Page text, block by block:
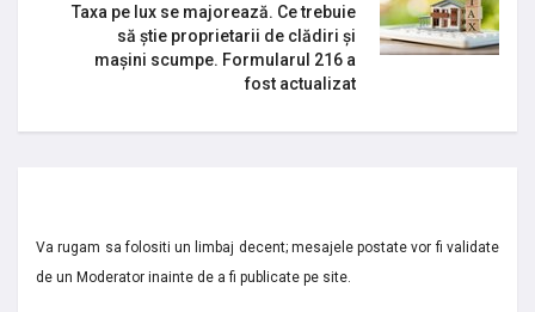
Taxa pe lux se majorează. Ce trebuie
să știe proprietarii de clădiri și
mașini scumpe. Formularul 216 a
fost actualizat
Va rugam sa folositi un limbaj decent; mesajele postate vor fi validate
de un Moderator inainte de a fi publicate pe site.